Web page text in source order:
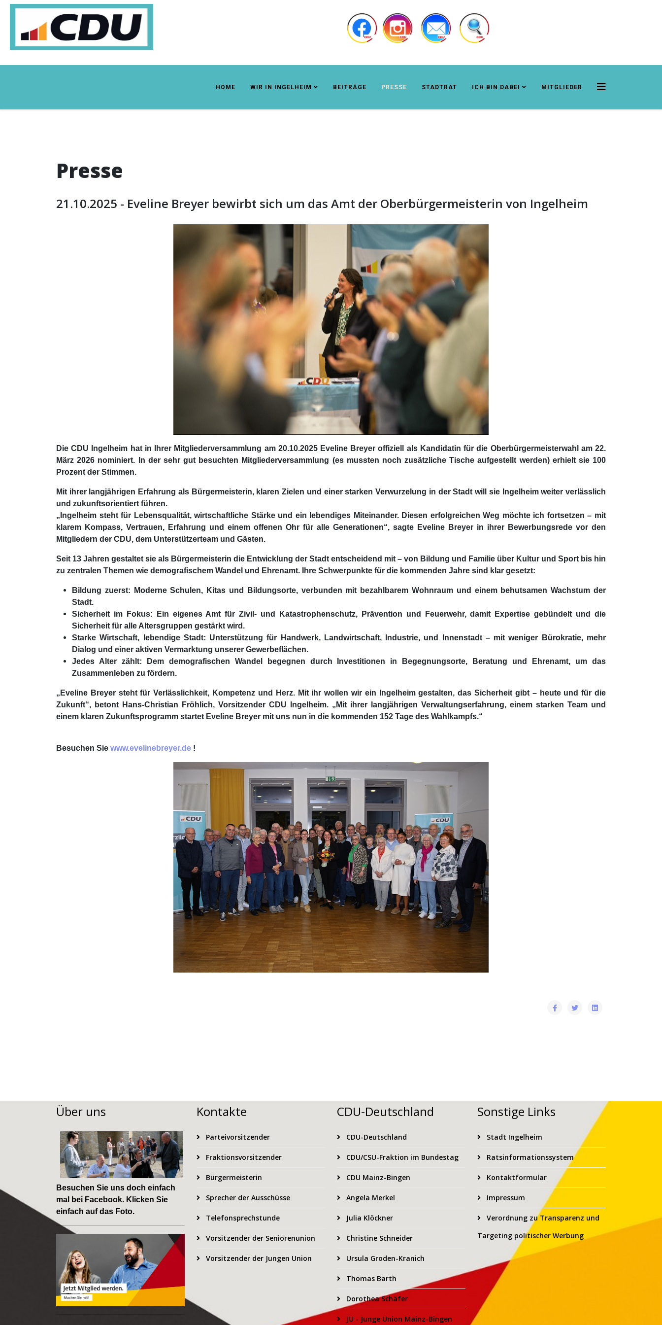
HOME WIR IN INGELHEIM BEITRÄGE PRESSE STADTRAT ICH BIN DABEI MITGLIEDER
Presse
21.10.2025 - Eveline Breyer bewirbt sich um das Amt der Oberbürgermeisterin von Ingelheim
Die CDU Ingelheim hat in Ihrer Mitgliederversammlung am 20.10.2025 Eveline Breyer offiziell als Kandidatin für die Oberbürgermeisterwahl am 22.
März 2026 nominiert. In der sehr gut besuchten Mitgliederversammlung (es mussten noch zusätzliche Tische aufgestellt werden) erhielt sie 100
Prozent der Stimmen.
Mit ihrer langjährigen Erfahrung als Bürgermeisterin, klaren Zielen und einer starken Verwurzelung in der Stadt will sie Ingelheim weiter verlässlich
und zukunftsorientiert führen.
„Ingelheim steht für Lebensqualität, wirtschaftliche Stärke und ein lebendiges Miteinander. Diesen erfolgreichen Weg möchte ich fortsetzen – mit
klarem Kompass, Vertrauen, Erfahrung und einem offenen Ohr für alle Generationen“, sagte Eveline Breyer in ihrer Bewerbungsrede vor den
Mitgliedern der CDU, dem Unterstützerteam und Gästen.
Seit 13 Jahren gestaltet sie als Bürgermeisterin die Entwicklung der Stadt entscheidend mit – von Bildung und Familie über Kultur und Sport bis hin
zu zentralen Themen wie demografischem Wandel und Ehrenamt. Ihre Schwerpunkte für die kommenden Jahre sind klar gesetzt:
Bildung zuerst: Moderne Schulen, Kitas und Bildungsorte, verbunden mit bezahlbarem Wohnraum und einem behutsamen Wachstum der
Stadt.
Sicherheit im Fokus: Ein eigenes Amt für Zivil- und Katastrophenschutz, Prävention und Feuerwehr, damit Expertise gebündelt und die
Sicherheit für alle Altersgruppen gestärkt wird.
Starke Wirtschaft, lebendige Stadt: Unterstützung für Handwerk, Landwirtschaft, Industrie, und Innenstadt – mit weniger Bürokratie, mehr
Dialog und einer aktiven Vermarktung unserer Gewerbeflächen.
Jedes Alter zählt: Dem demografischen Wandel begegnen durch Investitionen in Begegnungsorte, Beratung und Ehrenamt, um das
Zusammenleben zu fördern.
„Eveline Breyer steht für Verlässlichkeit, Kompetenz und Herz. Mit ihr wollen wir ein Ingelheim gestalten, das Sicherheit gibt – heute und für die
Zukunft“, betont Hans-Christian Fröhlich, Vorsitzender CDU Ingelheim. „Mit ihrer langjährigen Verwaltungserfahrung, einem starken Team und
einem klaren Zukunftsprogramm startet Eveline Breyer mit uns nun in die kommenden 152 Tage des Wahlkampfs.“
Besuchen Sie www.evelinebreyer.de !
Über uns
Besuchen Sie uns doch einfach
mal bei Facebook. Klicken Sie
einfach auf das Foto.
Kontakte
Parteivorsitzender
Fraktionsvorsitzender
Bürgermeisterin
Sprecher der Ausschüsse
Telefonsprechstunde
Vorsitzender der Seniorenunion
Vorsitzender der Jungen Union
CDU-Deutschland
CDU-Deutschland
CDU/CSU-Fraktion im Bundestag
CDU Mainz-Bingen
Angela Merkel
Julia Klöckner
Christine Schneider
Ursula Groden-Kranich
Thomas Barth
Dorothea Schäfer
JU - Junge Union Mainz-Bingen
Sonstige Links
Stadt Ingelheim
Ratsinformationssystem
Kontaktformular
Impressum
Verordnung zu Transparenz und
Targeting politischer Werbung